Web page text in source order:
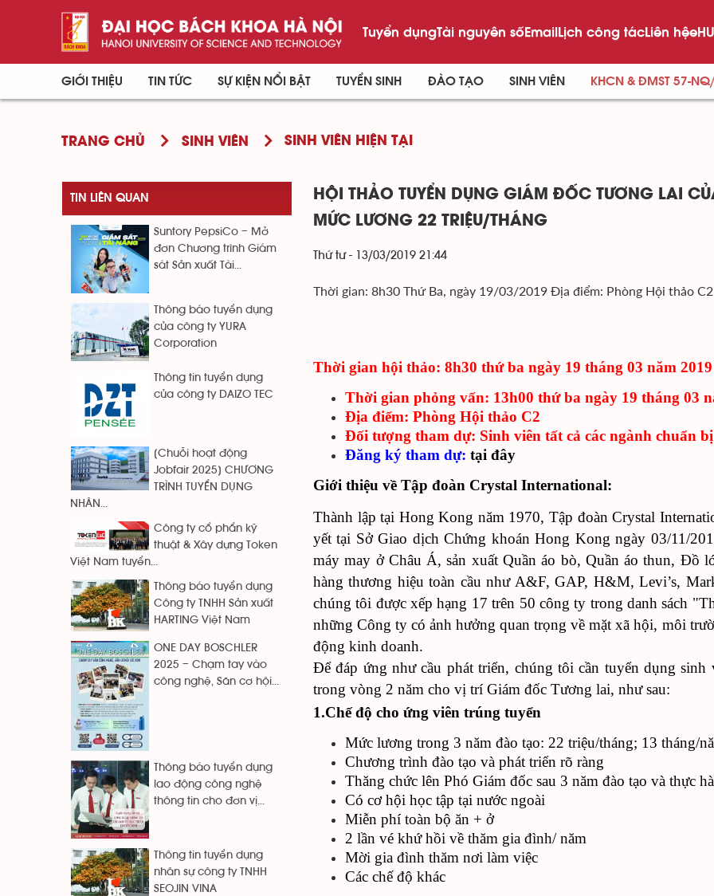
Tuyển dụngTài nguyên sốEmailLịch công tácLiên hệ
GIỚI THIỆU TIN TỨC SỰ KIỆN NỔI BẬT TUYỂN SINH ĐÀO TẠO SINH VIÊN KHCN & ĐMST 57-
TRANG CHỦ SINH VIÊN SINH VIÊN HIỆN TẠI
HỘI THẢO TUYỂN DỤNG GIÁM ĐỐC TƯƠNG LAI
MỨC LƯƠNG 22 TRIỆU/THÁNG
Thứ tư - 13/03/2019 21:44
Thời gian: 8h30 Thứ Ba, ngày 19/03/2019 Địa điểm: Phòng Hội thảo C2
Thời gian hội thảo: 8h30 thứ ba ngày 19 tháng 03 năm 2019
Thời gian phỏng vấn: 13h00 thứ ba ngày 19 tháng 03
Địa điểm: Phòng Hội thảo C2
Đối tượng tham dự: Sinh viên tất cả các ngành chuẩn
Đăng ký tham dự: tại đây
Giới thiệu về Tập đoàn Crystal International:
Thành lập tại Hong Kong năm 1970, Tập đoàn Crystal
yết tại Sở Giao dịch Chứng khoán Hong Kong ngày 03/11/
máy may ở Châu Á, sản xuất Quần áo bò, Quần áo thun, Đồ
hàng thương hiệu toàn cầu như A&F, GAP, H&M, Levi’s,
chúng tôi được xếp hạng 17 trên 50 công ty trong danh sách
những Công ty có ảnh hưởng quan trọng về mặt xã hội, môi
động kinh doanh.
Để đáp ứng như cầu phát triển, chúng tôi cần tuyển dụng
trong vòng 2 năm cho vị trí Giám đốc Tương lai, như sau:
1.Chế độ cho ứng viên trúng tuyển
Mức lương trong 3 năm đào tạo: 22 triệu/tháng; 13 tháng/
Chương trình đào tạo và phát triển rõ ràng
Thăng chức lên Phó Giám đốc sau 3 năm đào tạo và thực
Có cơ hội học tập tại nước ngoài
Miễn phí toàn bộ ăn + ở
2 lần vé khứ hồi về thăm gia đình/ năm
Mời gia đình thăm nơi làm việc
Các chế độ khác
TIN LIÊN QUAN
Suntory PepsiCo – Mở
đơn Chương trình Giám
sát Sản xuất Tài...
Thông báo tuyển dụng
của công ty YURA
Corporation
Thông tin tuyển dụng
của công ty DAIZO TEC
[Chuỗi hoạt động
Jobfair 2025] CHƯƠNG
TRÌNH TUYỂN DỤNG
NHÂN...
Công ty cổ phẩn kỹ
thuật & Xây dựng Token
Việt Nam tuyển...
Thông báo tuyển dụng
Công ty TNHH Sản xuất
HARTING Việt Nam
ONE DAY BOSCHLER
2025 – Chạm tay vào
công nghệ, Săn cơ hội...
Thông báo tuyển dụng
lao động công nghệ
thông tin cho đơn vị...
Thông tin tuyển dụng
nhân sự công ty TNHH
SEOJIN VINA